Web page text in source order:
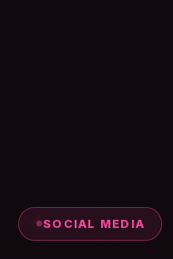
SOCIAL MEDIA